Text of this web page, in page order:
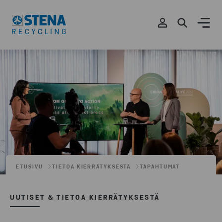
ETUSIVU TIETOA KIERRÄTYKSESTÄ TAPAHTUMAT
UUTISET & TIETOA KIERRÄTYKSESTÄ